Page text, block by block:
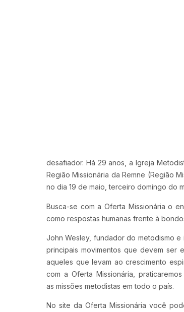
desafiador. Há 29 anos, a Igreja
Região Missionária da Remne (Região
no dia 19 de maio, terceiro domingo do
Busca-se com a Oferta Missionária o
como respostas humanas frente à
John Wesley, fundador do metodismo
principais movimentos que devem
aqueles que levam ao crescimento
com a Oferta Missionária,
as missões metodistas em todo o país.
No site da Oferta Missionária você